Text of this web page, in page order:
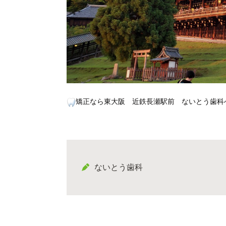
矯正なら東大阪 近鉄長瀬駅前 ないとう歯科
ないとう歯科